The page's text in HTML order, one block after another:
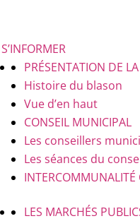
S’INFORMER
PRÉSENTATION DE
Histoire du blason
Vue d’en haut
CONSEIL MUNICIPAL
Les conseillers
Les séances du
INTERCOMMUNALITÉ
LES MARCHÉS